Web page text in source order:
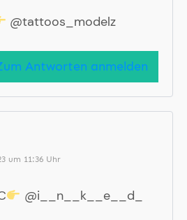
@tattoos_modelz
Antworten anmelden
um 11:36 Uhr
@i__n__k__e__d_